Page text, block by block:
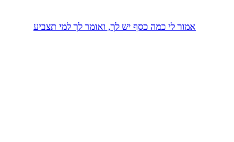
אמור לי כמה כסף יש לך, ואומר לך למי תצביע